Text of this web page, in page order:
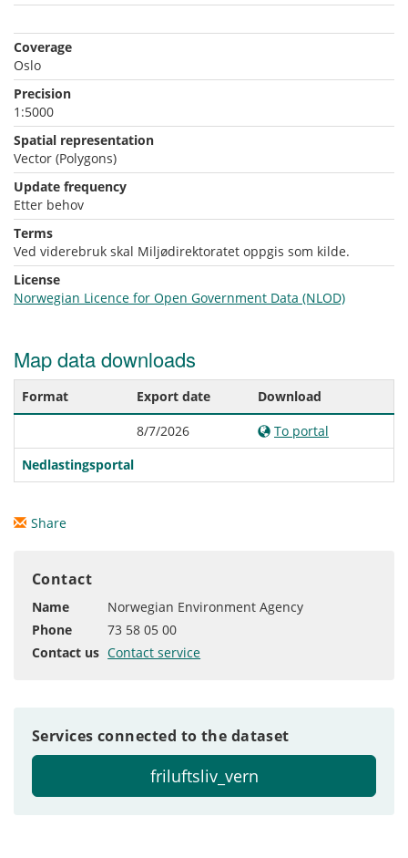
Coverage
Oslo
Precision
1:5000
Spatial representation
Vector (Polygons)
Update frequency
Etter behov
Terms
Ved viderebruk skal Miljødirektoratet oppgis som kilde.
License
Norwegian Licence for Open Government Data (NLOD)
Map data downloads
Format Export date
Download
8/7/2026
To portal
Nedlastingsportal
Share
Contact
Name
Norwegian Environment Agency
Phone
73 58 05 00
Contact us Contact service
Services connected to the dataset
friluftsliv_vern